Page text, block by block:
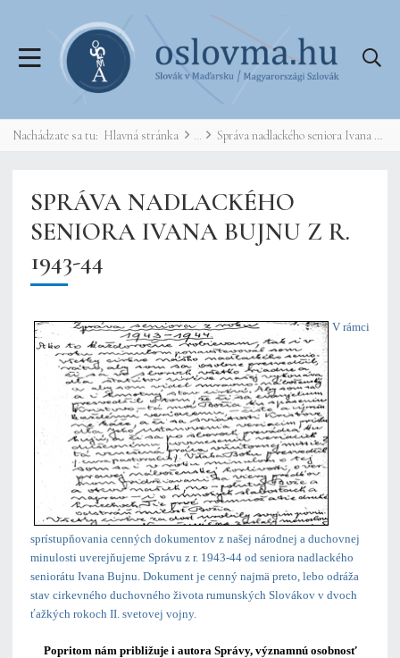
Nachádzate sa tu: Hlavná stránka Správa nadlackého seniora Ivana Bujnu z r. 1943-44
SPRÁVA NADLACKÉHO
SENIORA IVANA BUJNU Z R.
1943-44
V rámci
sprístupňovania cenných dokumentov z našej národnej a duchovnej
minulosti uverejňujeme Správu z r. 1943-44 od seniora nadlackého
seniorátu Ivana Bujnu. Dokument je cenný najmä preto, lebo odráža
stav cirkevného duchovného života rumunských Slovákov v dvoch
ťažkých rokoch II. svetovej vojny.
Popritom nám približuje i autora Správy, významnú osobnosť